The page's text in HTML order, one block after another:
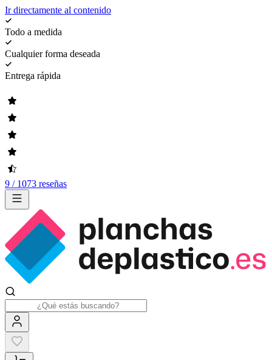
Ir directamente al contenido
Todo a medida
Cualquier forma deseada
Entrega rápida
9 / 1073 reseñas